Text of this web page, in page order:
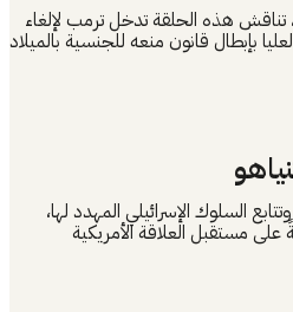
تناقش هذه الحلقة تدخل ترمب لإلغاء
بإبطال قانون منعه للجنسية بالميلاد
السلوك الإسرائيلي المهدد لها،
مستقبل العلاقة الأمريكية